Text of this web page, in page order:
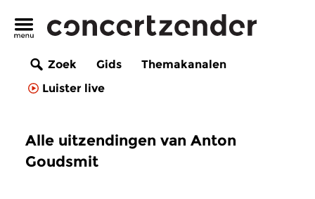
Zoek Gids
Themakanalen
Luister live
Alle uitzendingen van Anton
Goudsmit